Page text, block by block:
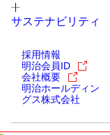
サステナビリティ
採用情報
明治会員ID
会社概要
明治ホールディン
グス株式会社